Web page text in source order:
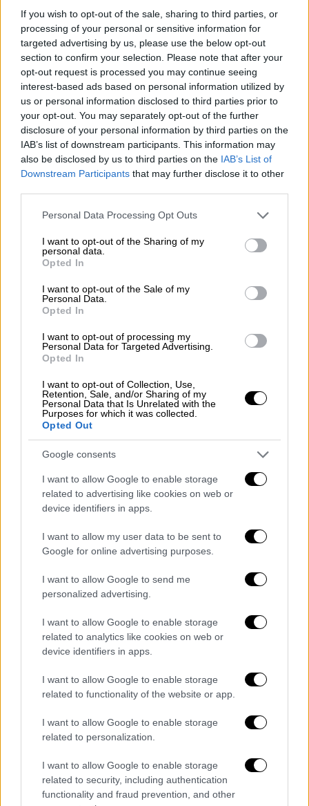
If you wish to opt-out of the sale, sharing to third parties, or
processing of your personal or sensitive information for
targeted advertising by us, please use the below opt-out
section to confirm your selection. Please note that after your
opt-out request is processed you may continue seeing
interest-based ads based on personal information utilized by
us or personal information disclosed to third parties prior to
your opt-out. You may separately opt-out of the further
disclosure of your personal information by third parties on the
IAB’s list of downstream participants. This information may
also be disclosed by us to third parties on the IAB’s List of
Downstream Participants that may further disclose it to other
Please note that this website/app uses one or more Google
not limited to your visit or usage behaviour. You may click to
grant or deny consent to Google and its third-party tags to
use your data for below specified purposes in below Google
consent section.
Personal Data Processing Opt Outs
I want to opt-out of the Sharing of my
personal data.
Opted In
I want to opt-out of the Sale of my
Personal Data.
Opted In
I want to opt-out of processing my
Personal Data for Targeted Advertising.
Opted In
I want to opt-out of Collection, Use,
Retention, Sale, and/or Sharing of my
Personal Data that Is Unrelated with the
Purposes for which it was collected.
Opted Out
Google consents
I want to allow Google to enable storage
related to advertising like cookies on web or
device identifiers in apps.
I want to allow my user data to be sent to
Google for online advertising purposes.
I want to allow Google to send me
personalized advertising.
I want to allow Google to enable storage
related to analytics like cookies on web or
device identifiers in apps.
I want to allow Google to enable storage
related to functionality of the website or app.
I want to allow Google to enable storage
related to personalization.
I want to allow Google to enable storage
related to security, including authentication
functionality and fraud prevention, and other
Ελλάδα|23.10.2025 17:59
Γκάζι: Συγκλονίζει ο πατέρας της
16χρονης - «Δεν είχε κανένα πρόβλημα,
μόνο τη φωτογραφία της έχω»
«Το κορίτσι δεν είχε κανένα πρόβλημα, οι
Food & Drink|09.10.2025 15:35
The World’s 50 Best Bars 2025: Η
παγκόσμια λίστα των κορυφαίων μπαρ
με τριπλή ελληνική παρουσία
Ποιο αθηναϊκό μπαρ φιγουράρει στην πρώτη
10άδα, ποιες ευρωπαϊκές πόλεις
εμφανίζονται δυο φορές στους πρώτους 10